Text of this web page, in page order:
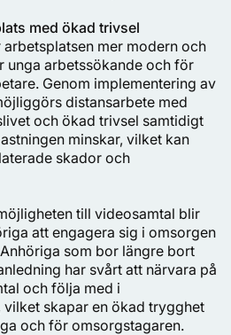
med ökad trivsel
mer modern och
unga arbetssökande och för
Genom implementering av
distansarbete med
och ökad trivsel samtidigt
minskar, vilket kan
skador och
till videosamtal blir
att engagera sig i omsorgen
som bor längre bort
har svårt att närvara på
och följa med i
skapar en ökad trygghet
och för omsorgstagaren.